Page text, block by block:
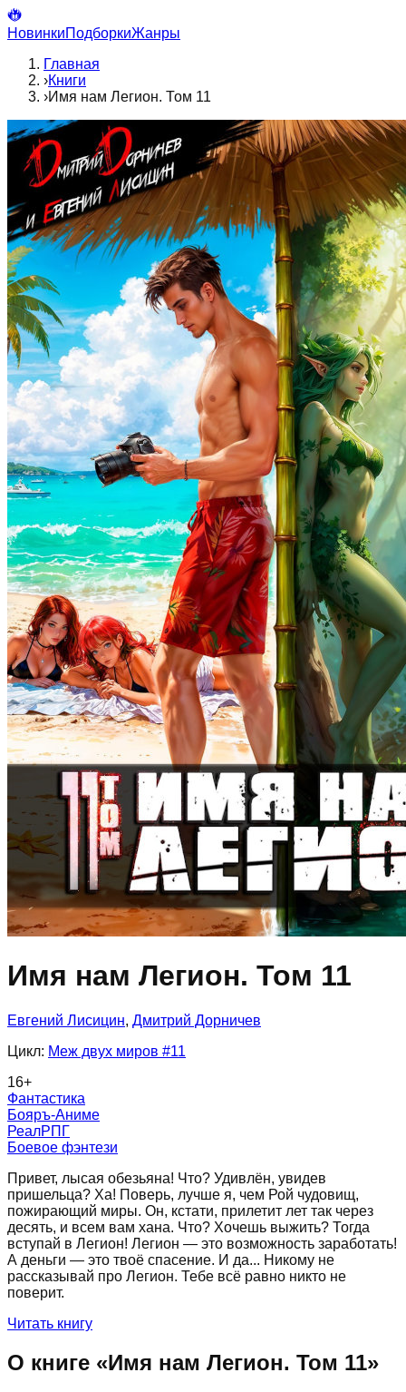
НовинкиПодборкиЖанры
Главная
›Книги
›Имя нам Легион. Том 11
Имя нам Легион. Том 11
Евгений Лисицин, Дмитрий Дорничев
Цикл: Меж двух миров #11
16+
Фантастика
Бояръ-Аниме
РеалРПГ
Боевое фэнтези
Привет, лысая обезьяна! Что? Удивлён, увидев
пришельца? Ха! Поверь, лучше я, чем Рой чудовищ,
пожирающий миры. Он, кстати, прилетит лет так через
десять, и всем вам хана. Что? Хочешь выжить? Тогда
вступай в Легион! Легион — это возможность заработать!
А деньги — это твоё спасение. И да... Никому не
рассказывай про Легион. Тебе всё равно никто не
поверит.
Читать книгу
О книге «Имя нам Легион. Том 11»